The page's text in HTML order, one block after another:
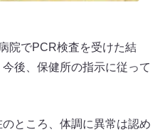
院でPCR検査を受けた結
後、保健所の指示に従って
ところ、体調に異常は認め